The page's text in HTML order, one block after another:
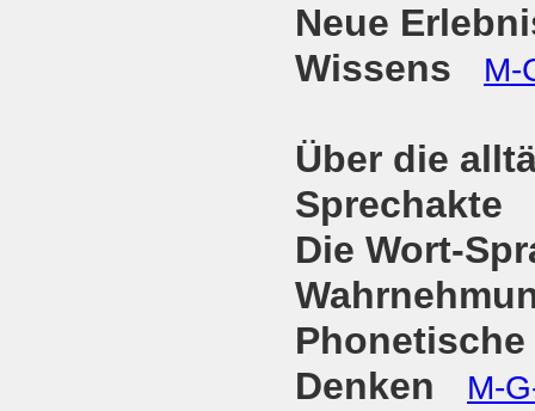
Neue
Wissens
M-
Über die
Sprechakte
Die Wort-
Denken
M-